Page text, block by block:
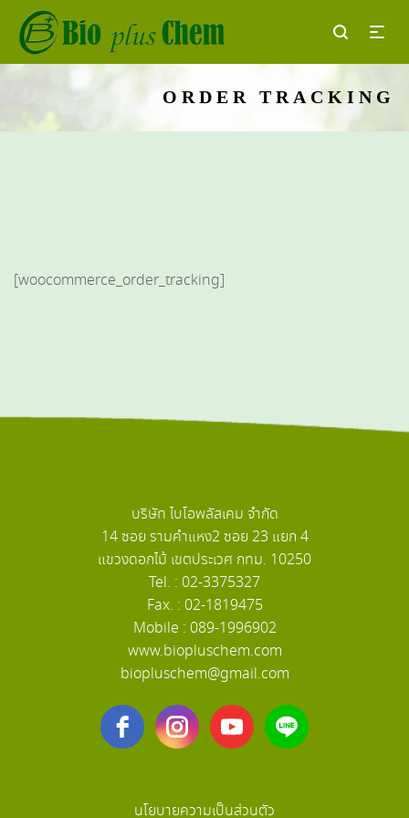
ORDER TRACKING
[woocommerce_order_tracking]
บริษัท ไบโอพลัสเคม จำกัด
14 ซอย รามคำแหง2 ซอย 23 แยก 4
แขวงดอกไม้ เขตประเวศ กทม. 10250
Tel. : 02-3375327
Fax. : 02-1819475
Mobile : 089-1996902
www.biopluschem.com
biopluschem@gmail.com
นโยบายความเป็นส่วนตัว